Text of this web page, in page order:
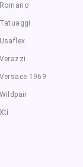
Romano
Tatuaggi
Usaflex
Verazzi
Versace 1969
Wildpair
Xti